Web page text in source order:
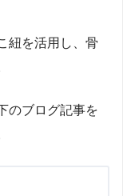
紐を活用し、骨
のブログ記事を